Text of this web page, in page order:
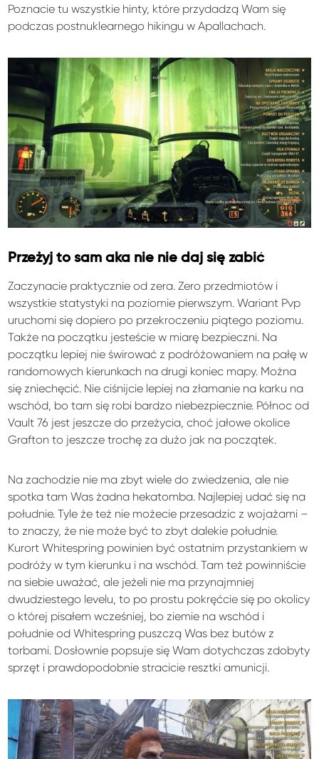
Poznacie tu wszystkie hinty, które przydadzą Wam się
podczas postnuklearnego hikingu w Apallachach.
Przeżyj to sam aka nie nie daj się zabić
Zaczynacie praktycznie od zera. Zero przedmiotów i
wszystkie statystyki na poziomie pierwszym. Wariant Pvp
uruchomi się dopiero po przekroczeniu piątego poziomu.
Także na początku jesteście w miarę bezpieczni. Na
początku lepiej nie świrować z podróżowaniem na pałę w
randomowych kierunkach na drugi koniec mapy. Można
się zniechęcić. Nie ciśnijcie lepiej na złamanie na karku na
wschód, bo tam się robi bardzo niebezpiecznie. Północ od
Vault 76 jest jeszcze do przeżycia, choć jałowe okolice
Grafton to jeszcze trochę za dużo jak na początek.
Na zachodzie nie ma zbyt wiele do zwiedzenia, ale nie
spotka tam Was żadna hekatomba. Najlepiej udać się na
południe. Tyle że też nie możecie przesadzic z wojażami –
to znaczy, że nie może być to zbyt dalekie południe.
Kurort Whitespring powinien być ostatnim przystankiem w
podróży w tym kierunku i na wschód. Tam też powinniście
na siebie uważać, ale jeżeli nie ma przynajmniej
dwudziestego levelu, to po prostu pokręćcie się po okolicy
o której pisałem wcześniej, bo ziemie na wschód i
południe od Whitespring puszczą Was bez butów z
torbami. Dosłownie popsuje się Wam dotychczas zdobyty
sprzęt i prawdopodobnie stracicie resztki amunicji.